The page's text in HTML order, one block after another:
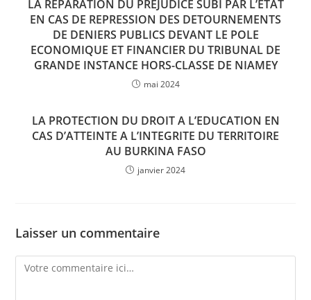
LA REPARATION DU PREJUDICE SUBI PAR L’ETAT
EN CAS DE REPRESSION DES DETOURNEMENTS
DE DENIERS PUBLICS DEVANT LE POLE
ECONOMIQUE ET FINANCIER DU TRIBUNAL DE
GRANDE INSTANCE HORS-CLASSE DE NIAMEY
mai 2024
LA PROTECTION DU DROIT A L’EDUCATION EN
CAS D’ATTEINTE A L’INTEGRITE DU TERRITOIRE
AU BURKINA FASO
janvier 2024
Laisser un commentaire